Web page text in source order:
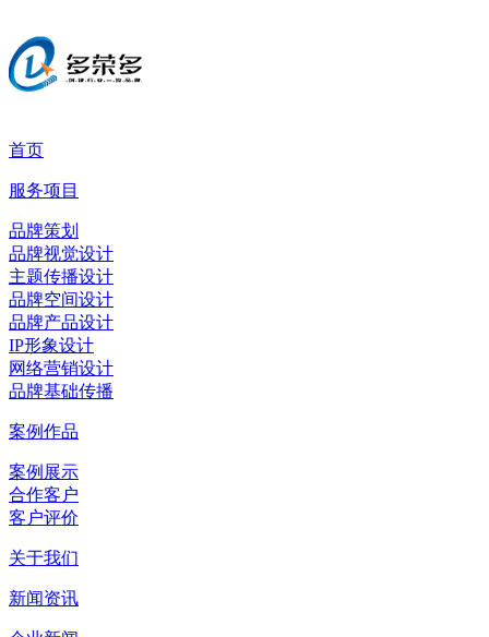
首页
服务项目
品牌策划
品牌视觉设计
主题传播设计
品牌空间设计
品牌产品设计
IP形象设计
网络营销设计
品牌基础传播
案例作品
案例展示
合作客户
客户评价
关于我们
新闻资讯